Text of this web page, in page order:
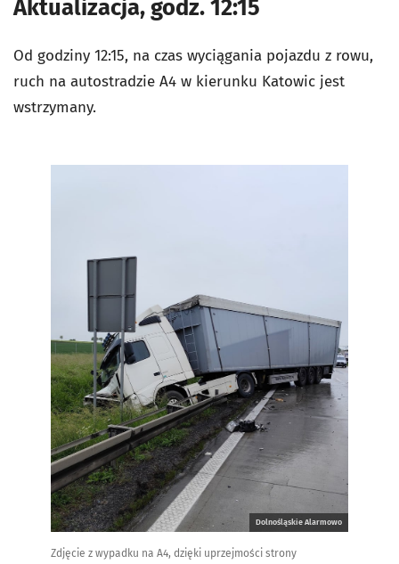
Aktualizacja, godz. 12:15
Od godziny 12:15, na czas wyciągania pojazdu z rowu,
ruch na autostradzie A4 w kierunku Katowic jest
wstrzymany.
Dolnośląskie Alarmowo
Zdjęcie z wypadku na A4, dzięki uprzejmości strony